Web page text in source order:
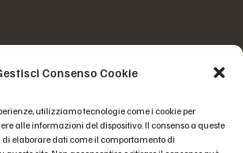
Consenso Cookie
utilizziamo tecnologie come i cookie per
alle informazioni del dispositivo. Il consenso a queste
elaborare dati come il comportamento di